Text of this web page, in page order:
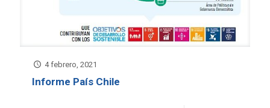
4 febrero, 2021
Informe País Chile